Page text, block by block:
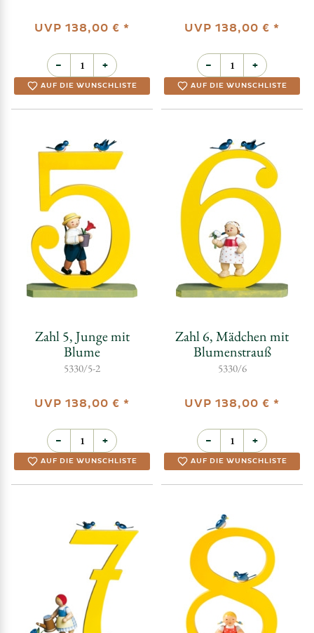
UVP 138,00 € *
− +
AUF DIE WUNSCHLISTE
UVP 138,00 € *
− +
AUF DIE WUNSCHLISTE
Zahl 5, Junge mit
Blume
5330/5-2
UVP 138,00 € *
− +
AUF DIE WUNSCHLISTE
Zahl 6, Mädchen mit
Blumenstrauß
5330/6
UVP 138,00 € *
− +
AUF DIE WUNSCHLISTE